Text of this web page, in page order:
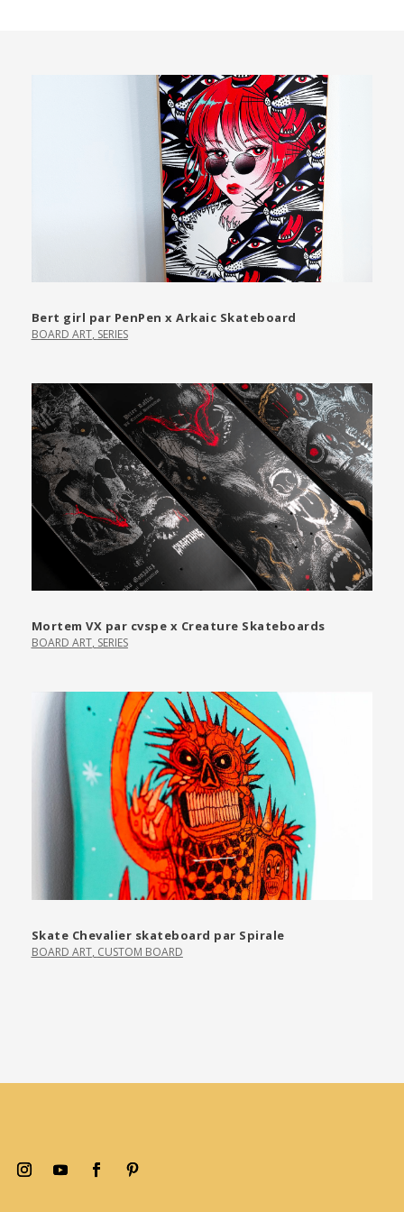
Bert girl par PenPen x Arkaic Skateboard
BOARD ART, SERIES
Mortem VX par cvspe x Creature Skateboards
BOARD ART, SERIES
Skate Chevalier skateboard par Spirale
BOARD ART, CUSTOM BOARD